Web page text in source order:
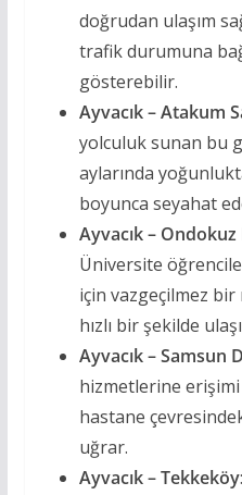
doğrudan ulaşım
trafik durumuna
gösterebilir.
Ayvacık – Atakum
yolculuk sunan bu
aylarında
boyunca seyahat
Ayvacık –
Üniversite
için vazgeçilmez
hızlı bir şekilde
Ayvacık – Samsun
hizmetlerine
hastane
uğrar.
Ayvacık – Tekkeköy